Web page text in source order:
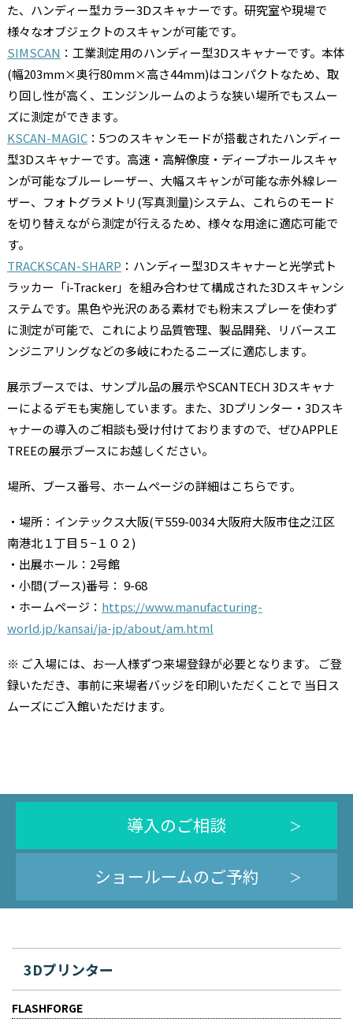
た、ハンディー型カラー3Dスキャナーです。研究室や現場で
様々なオブジェクトのスキャンが可能です。
SIMSCAN ：工業測定用のハンディー型3Dスキャナーです。本体
(幅203mm×奥行80mm×高さ44mm)はコンパクトなため、取
り回し性が高く、エンジンルームのような狭い場所でもスムー
ズに測定ができます。
KSCAN-MAGIC：5つのスキャンモードが搭載されたハンディー
型3Dスキャナーです。高速・高解像度・ディープホールスキャ
ンが可能なブルーレーザー、大幅スキャンが可能な赤外線レー
ザー、フォトグラメトリ(写真測量)システム、これらのモード
を切り替えながら測定が行えるため、様々な用途に適応可能で
す。
TRACKSCAN-SHARP ：ハンディー型3Dスキャナーと光学式ト
ラッカー「i-Tracker」を組み合わせて構成された3Dスキャンシ
ステムです。黒色や光沢のある素材でも粉末スプレーを使わず
に測定が可能で、これにより品質管理、製品開発、リバースエ
ンジニアリングなどの多岐にわたるニーズに適応します。
展示ブースでは、サンプル品の展示やSCANTECH 3Dスキャナ
ーによるデモも実施しています。また、3Dプリンター・3Dスキ
ャナーの導入のご相談も受け付けておりますので、ぜひAPPLE
TREEの展示ブースにお越しください。
場所、ブース番号、ホームページの詳細はこちらです。
・場所：インテックス大阪(〒559-0034 大阪府大阪市住之江区
南港北１丁目５−１０２)
・出展ホール：2号館
・小間(ブース)番号： 9-68
・ホームページ： https://www.manufacturing-
world.jp/kansai/ja-jp/about/am.html
※ ご入場には、お一人様ずつ来場登録が必要となります。 ご登
録いただき、事前に来場者バッジを印刷いただくことで 当日ス
ムーズにご入館いただけます。
導入のご相談
ショールームのご予約
3Dプリンター
FLASHFORGE